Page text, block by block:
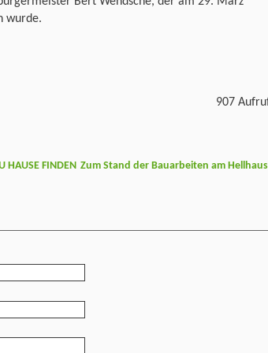
wurde.
907
HAUSE FINDEN Zum Stand der Bauarbeiten am Hellhaus